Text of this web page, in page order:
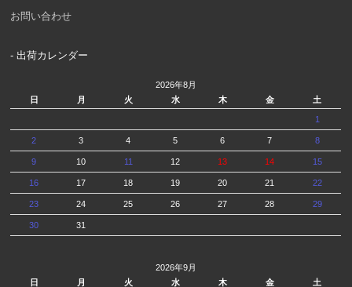
お問い合わせ
- 出荷カレンダー
2026年8月
日
月 火 水 木 金 土
1
2 3 4 5 6 7 8
9 10 11 12 13 14 15
16 17 18 19 20 21 22
23 24 25 26 27 28 29
30 31
2026年9月
日
月 火 水 木 金 土